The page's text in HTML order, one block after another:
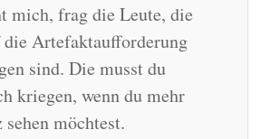
mich, frag die Leute, die
die Artefaktaufforderung
sind. Die musst du
kriegen, wenn du mehr
sehen möchtest.